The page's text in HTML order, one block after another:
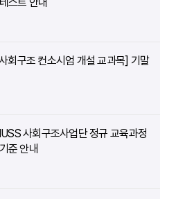
회구조 컨소시엄 개설 교과목] 기말
사회구조사업단 정규 교육과정
준 안내